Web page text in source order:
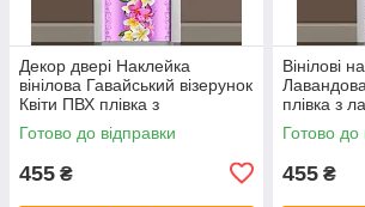
Декор двері Наклейка
вінілова Гавайський візерунок
Квіти ПВХ плівка з
ламінуванням 600х1800 мм
квіти Фіолетовий
Готово до відправки
455 ₴
Вінілові
плівка з
600х1800
Готово до
455 ₴